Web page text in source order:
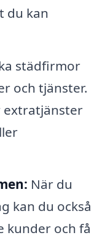
du kan
städfirmor
och tjänster.
extratjänster
När du
kan du också
kunder och få